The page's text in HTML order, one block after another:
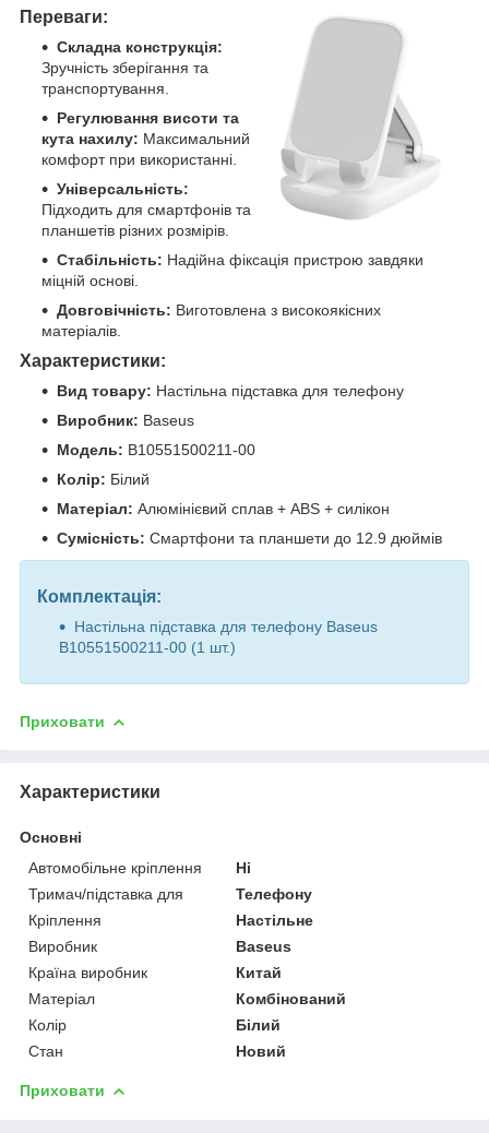
Переваги:
Складна конструкція:
Зручність зберігання та
транспортування.
Регулювання висоти та
кута нахилу: Максимальний
комфорт при використанні.
Універсальність:
Підходить для смартфонів та
планшетів різних розмірів.
Стабільність: Надійна фіксація пристрою завдяки
міцній основі.
Довговічність: Виготовлена з високоякісних
матеріалів.
Характеристики:
Вид товару: Настільна підставка для телефону
Виробник: Baseus
Модель: B10551500211-00
Колір: Білий
Матеріал: Алюмінієвий сплав + ABS + силікон
Сумісність: Смартфони та планшети до 12.9 дюймів
Комплектація:
Настільна підставка для телефону Baseus
B10551500211-00 (1 шт.)
Приховати
Характеристики
Основні
Автомобільне кріплення
Ні
Тримач/підставка для
Телефону
Кріплення
Настільне
Виробник
Baseus
Країна виробник
Китай
Матеріал
Комбінований
Колір
Білий
Стан
Новий
Приховати